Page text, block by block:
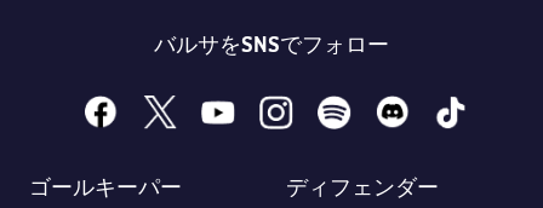
バルサをSNSでフォロー
facebook
x youtubeinstagramspotify discord tiktok
ゴールキーパー ディフェンダー